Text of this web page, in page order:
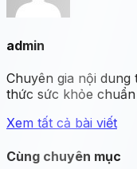
admin
Chuyên gia nội dung
thức sức khỏe
Xem tất cả bài viết
Cùng chuyên mục